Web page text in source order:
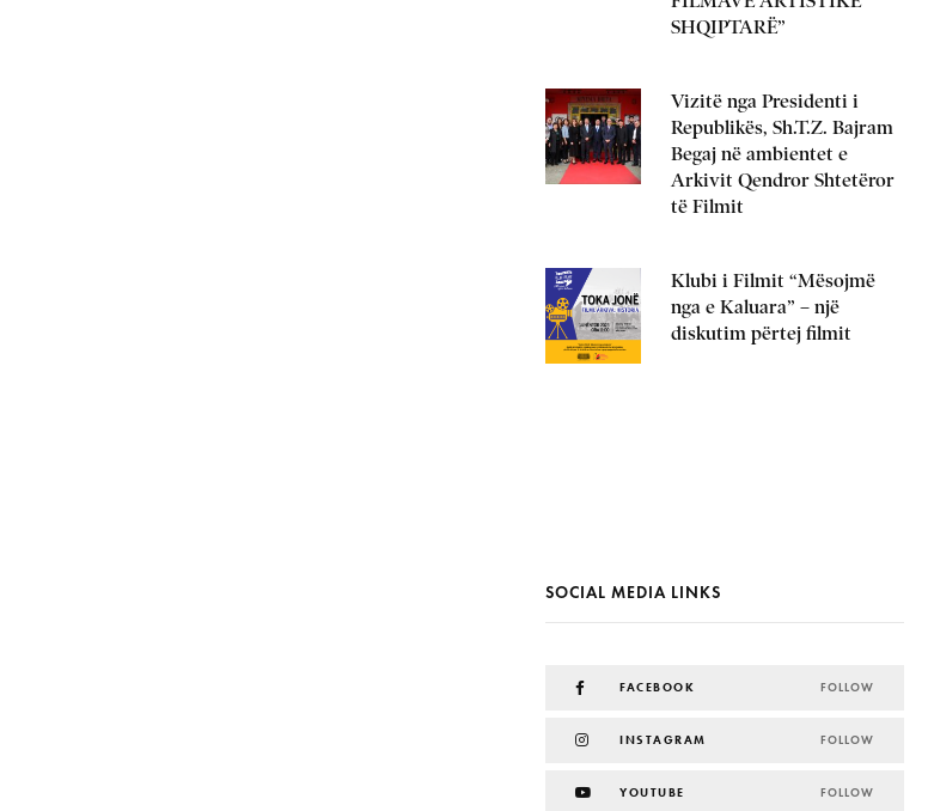
SHQIPTARË”
Vizitë nga Presidenti i
Republikës, Sh.T.Z. Bajram
Begaj në ambientet e
Arkivit Qendror Shtetëror
të Filmit
Klubi i Filmit “Mësojmë
nga e Kaluara” – një
diskutim përtej filmit
SOCIAL MEDIA LINKS
FACEBOOK FOLLOW
INSTAGRAM FOLLOW
YOUTUBE FOLLOW